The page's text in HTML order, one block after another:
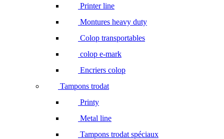
Printer line
Montures heavy duty
Colop transportables
colop e-mark
Encriers colop
Tampons trodat
Printy
Metal line
Tampons trodat spéciaux